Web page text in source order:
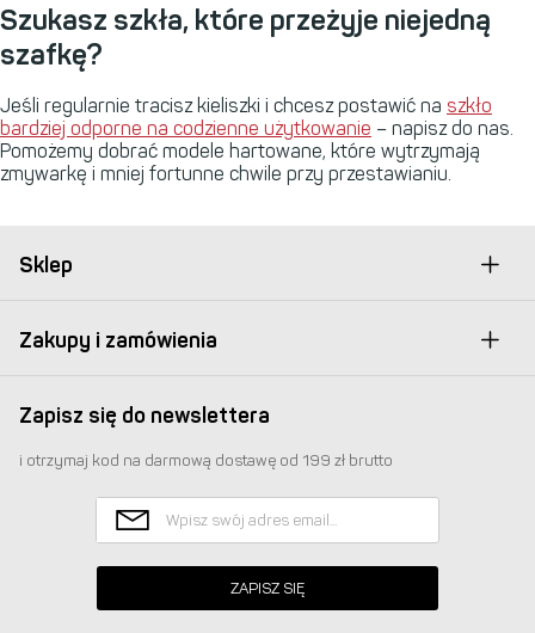
Szukasz szkła, które przeżyje niejedną
szafkę?
Jeśli regularnie tracisz kieliszki i chcesz postawić na szkło
bardziej odporne na codzienne użytkowanie – napisz do nas.
Pomożemy dobrać modele hartowane, które wytrzymają
zmywarkę i mniej fortunne chwile przy przestawianiu.
Sklep
Zakupy i zamówienia
Zapisz się do newslettera
i otrzymaj kod na darmową dostawę od 199 zł brutto
ZAPISZ SIĘ